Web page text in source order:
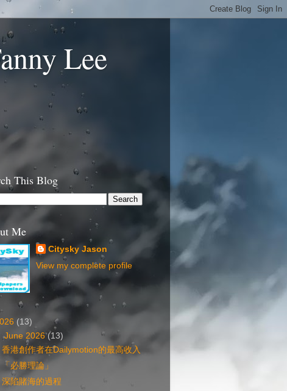
Lee
This Blog
Me
Citysky Jason
View my complete profile
(13)
June 2026(13)
香港創作者在Dailymotion的最高收入
「必勝理論」
深陷賭海的過程